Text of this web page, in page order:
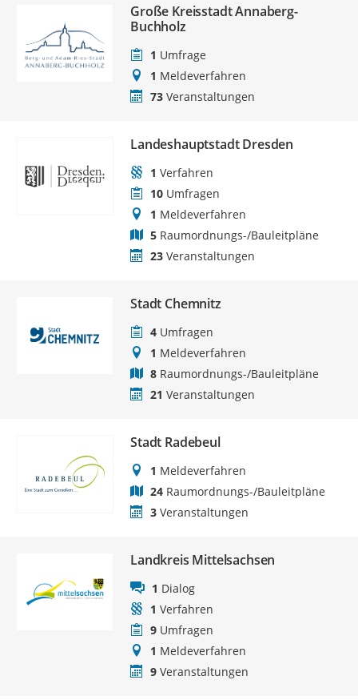
Große Kreisstadt Annaberg-
Buchholz
1 Umfrage
1 Meldeverfahren
73 Veranstaltungen
Landeshauptstadt Dresden
1 Verfahren
10 Umfragen
1 Meldeverfahren
5 Raumordnungs-/Bauleitpläne
23 Veranstaltungen
Stadt Chemnitz
4 Umfragen
1 Meldeverfahren
8 Raumordnungs-/Bauleitpläne
21 Veranstaltungen
Stadt Radebeul
1 Meldeverfahren
24 Raumordnungs-/Bauleitpläne
3 Veranstaltungen
Landkreis Mittelsachsen
1 Dialog
1 Verfahren
9 Umfragen
1 Meldeverfahren
9 Veranstaltungen